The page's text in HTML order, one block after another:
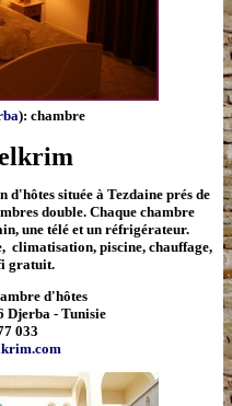
): chambre
d'hôtes située à Tezdaine prés de
double. Chaque chambre
une télé et un réfrigérateur.
climatisation, piscine, chauffage,
gratuit.
d'hôtes
Djerba - Tunisie
033